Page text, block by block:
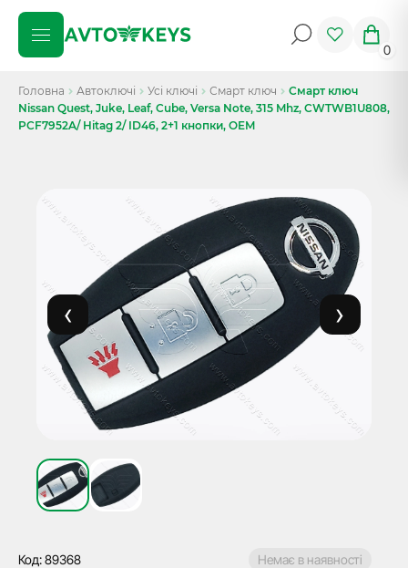
0
Головна Автоключі Усі ключі Смарт ключ
Смарт ключ
Nissan Quest, Juke, Leaf, Cube, Versa Note, 315 Mhz, CWTWB1U808,
PCF7952A/ Hitag 2/ ID46, 2+1 кнопки, OEM
Код: 89368 Немає в наявності